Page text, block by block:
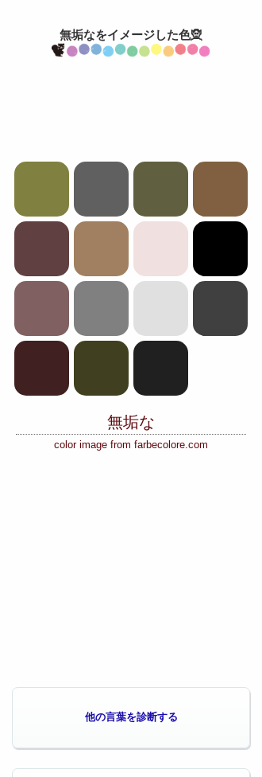
無垢なをイメージした色🧝
無垢な
color image from farbecolore.com
他の言葉を診断する